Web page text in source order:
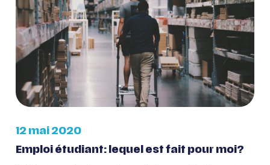
12 mai 2020
Emploi étudiant: lequel est fait pour moi?